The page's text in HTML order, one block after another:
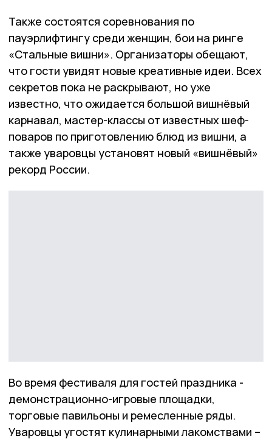
Также состоятся соревнования по
пауэрлифтингу среди женщин, бои на ринге
«Стальные вишни». Организаторы обещают,
что гости увидят новые креативные идеи. Всех
секретов пока не раскрывают, но уже
известно, что ожидается большой вишнёвый
карнавал, мастер-классы от известных шеф-
поваров по приготовлению блюд из вишни, а
также уваровцы установят новый «вишнёвый»
рекорд России.
Во время фестиваля для гостей праздника -
демонстрационно-игровые площадки,
торговые павильоны и ремесленные ряды.
Уваровцы угостят кулинарными лакомствами –